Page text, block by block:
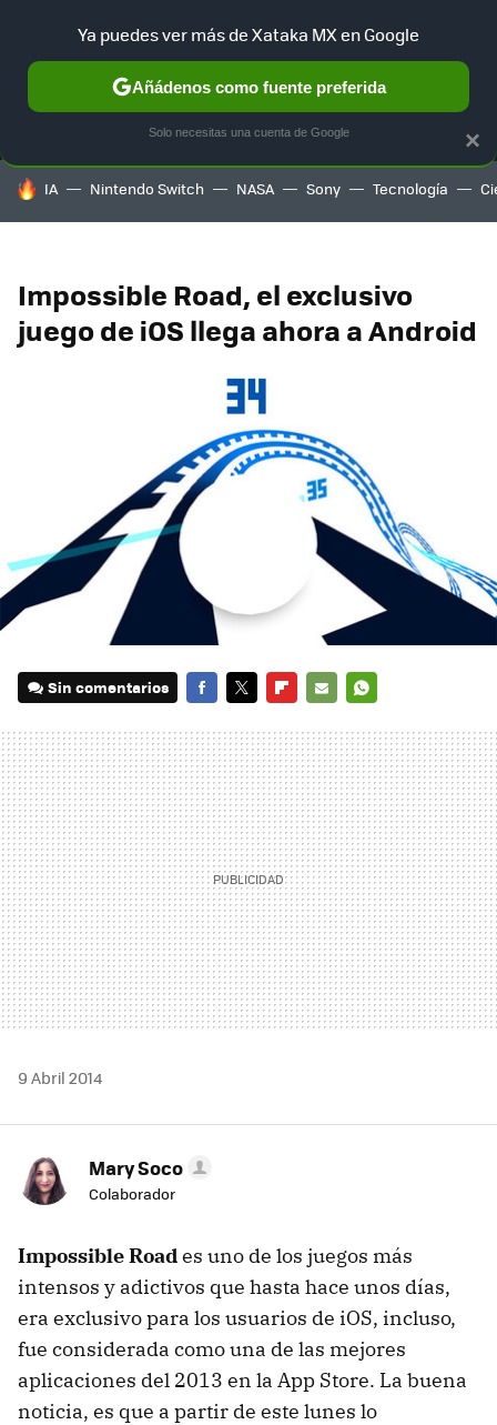
MENÚ NUEVO
GAMING HOME AUTO
HOY SE HABLA DE
IA Nintendo Switch NASA Sony Tecnología
Impossible Road, el exclusivo
juego de iOS llega ahora a Android
Sin comentarios
MAIL
9 Abril 2014
Mary Soco
Colaborador
Impossible Roades uno de los juegos más
intensos y adictivos que hasta hace unos días,
era exclusivo para los usuarios de iOS, incluso,
fue considerada como una de las mejores
aplicaciones del 2013 en la App Store. La buena
noticia, es que a partir de este lunes lo
×
Ya puedes ver más de Xataka MX en Google
Añádenos como fuente preferida
Solo necesitas una cuenta de Google